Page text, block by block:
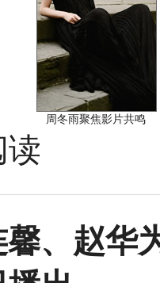
周冬雨聚焦影片共鸣
读
、赵华